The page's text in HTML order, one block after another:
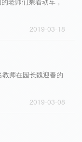
2019-03-18
师在园长魏迎春的
2019-03-08